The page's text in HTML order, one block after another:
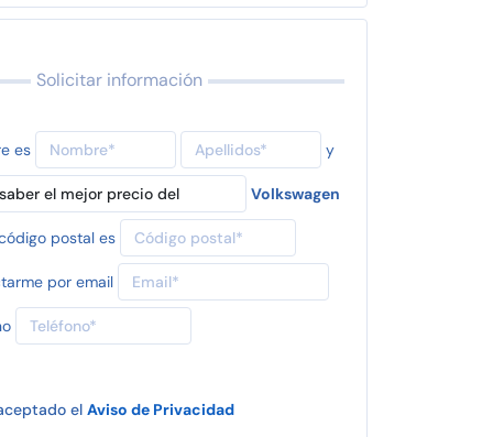
Solicitar información
es y
Volkswagen
postal es
por email
el Aviso de Privacidad